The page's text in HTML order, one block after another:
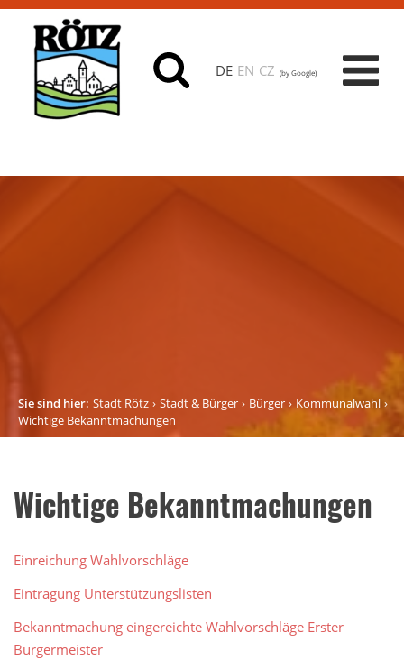
DE EN CZ (by Google)
Sie sind hier: Stadt Rötz Stadt & Bürger Bürger
Kommunalwahl
Wichtige Bekanntmachungen
Wichtige Bekanntmachungen
Einreichung Wahlvorschläge
Eintragung Unterstützungslisten
Bekanntmachung eingereichte Wahlvorschläge Erster
Bürgermeister